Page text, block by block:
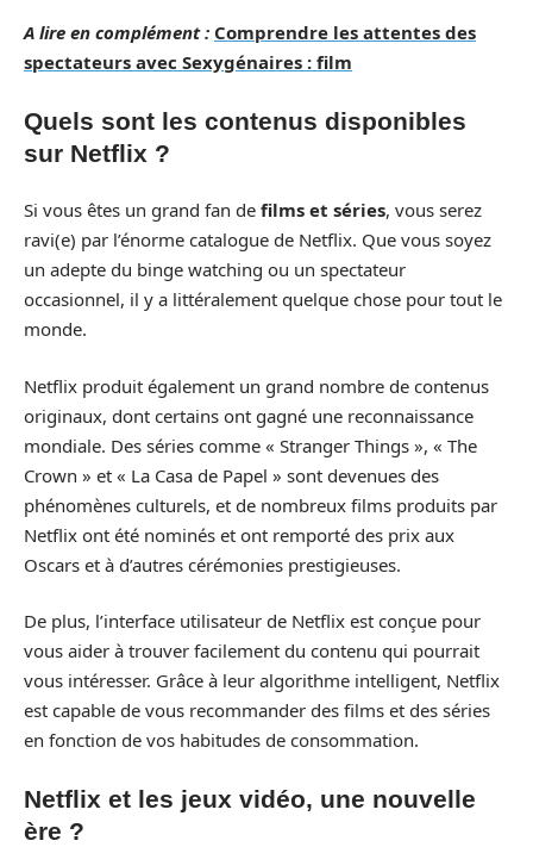
A lire en complément : Comprendre les attentes des
spectateurs avec Sexygénaires : film
Quels sont les contenus disponibles
sur Netflix ?
Si vous êtes un grand fan de films et séries, vous serez
ravi(e) par l’énorme catalogue de Netflix. Que vous soyez
un adepte du binge watching ou un spectateur
occasionnel, il y a littéralement quelque chose pour tout le
monde.
Netflix produit également un grand nombre de contenus
originaux, dont certains ont gagné une reconnaissance
mondiale. Des séries comme « Stranger Things », « The
Crown » et « La Casa de Papel » sont devenues des
phénomènes culturels, et de nombreux films produits par
Netflix ont été nominés et ont remporté des prix aux
Oscars et à d’autres cérémonies prestigieuses.
De plus, l’interface utilisateur de Netflix est conçue pour
vous aider à trouver facilement du contenu qui pourrait
vous intéresser. Grâce à leur algorithme intelligent, Netflix
est capable de vous recommander des films et des séries
en fonction de vos habitudes de consommation.
Netflix et les jeux vidéo, une nouvelle
ère ?